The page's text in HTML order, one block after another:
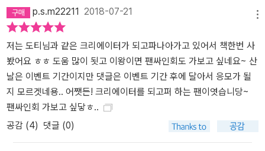
장삐쭈, 백수골방, 라온, 츄팝, 띠미… 크리에이터계의 어벤져스 ‘샌드
박스 네트워크’의 주역들이 들려주는 새로운 콘텐츠 세계 “크리에이
께하자고 제안할 거예요.” -도티 회사를 때려치우고 본격적으로 유튜
버로 활동하겠다는 사람, 학교 공부는 미뤄두고 크리에이터에 인생을
바치겠다는 사람…. 유튜브와 크리에이터가 점점 각광받으면서 이 세
계에 뛰어들고 싶어 하는 이들도 많아지고 있다. 하지만 성공한 크리
에이터들은 모두 입을 모아 말한다. “신중하게 접근하고, 학교생활이
나 직장생활 경험 모두를 소중히 하세요.” 진입 장벽이 낮지만 리스크
또한 크며, 호기심과 재미만 가지고 오랫동안 콘텐츠를 만들기에는
p.s.m22211 2018-07-21
저는 도티님과 같은 크리에이터가 되고파나아가고 있어서 책한번 사
봤어요 ㅎㅎ 도움 많이 됫고 이왕이면 팬싸인회도 가보고 싶네요~ 산
날은 이벤트 기간이지만 댓글은 이벤트 기간 후에 달아서 응모가 될
지 모르겟네용.. 어쨋든! 크리에이터를 되고퍼 하는 팬이엿습니당~
팬싸인회 가보고 싶닿ㅎ..
공감 (4) 댓글 (0)